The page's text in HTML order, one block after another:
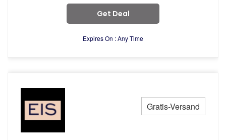
Get Deal
Expires On : Any Time
Gratis-Versand